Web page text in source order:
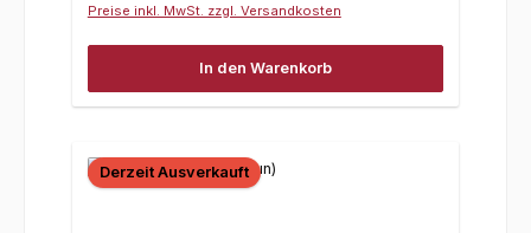
Preise inkl. MwSt. zzgl. Versandkosten
In den Warenkorb
Derzeit Ausverkauft